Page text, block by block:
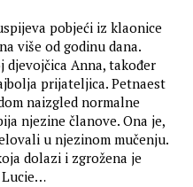
pobjeći iz klaonice
više od godinu dana.
djevojčica Anna, također
prijateljica. Petnaest
naizgled normalne
njezine članove. Ona je,
u njezinom mučenju.
dolazi i zgrožena je
Lucie…